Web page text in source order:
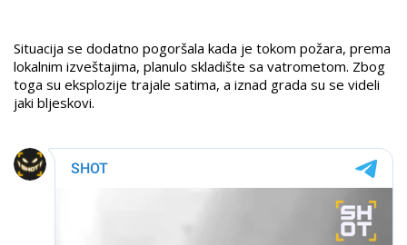
Situacija se dodatno pogoršala kada je tokom požara, prema
lokalnim izveštajima, planulo skladište sa vatrometom. Zbog
toga su eksplozije trajale satima, a iznad grada su se videli
jaki bljeskovi.